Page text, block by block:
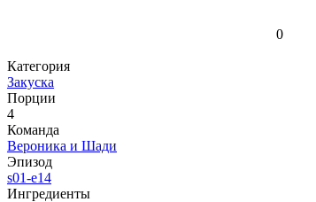
0
Категория
Закуска
Порции
4
Команда
Вероника и Шади
Эпизод
s01-e14
Ингредиенты